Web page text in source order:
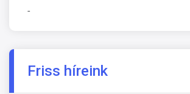
-
Friss híreink